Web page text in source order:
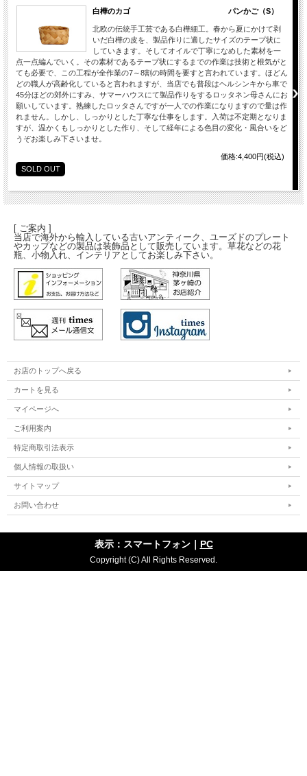
白樺のカゴ パンかご（S）
北欧の伝統手工芸である白樺細工。春から夏にかけて剥
いだ白樺の皮を、製品作りに適したサイズのテープ状に
していきます。そしてオイルで丁寧になめした素材を一
点一点編んでいく。その素材であるテープ状にするまでの作業は技術と根気がと
ても必要で、この工程が全作業の7～8割の時間を要すと言われています。ほどん
どの職人が高齢化していると言われますが、当店でも普段はヘルシンキから車で
45分ほどの郊外にすみ、サマーハウスにて製品作りをするロッタネン母さんにお
願いしています。熟練したロッタさんですが一人での作業になりますので量は作
れません。しかし、しっかりとした丁寧な仕事をします。入荷は不定期となりま
すが、温かくもしっかりとした作り、そして経年による色目の変化・風合いをど
うぞお楽しみ下さいませ。
価格:4,400円(税込)
SOLD OUT
[ ご案内 ]
当店で海外から輸入している古いアンティーク、ユーズドのプレート
やカップなどの製品は装飾品として販売しています。草花などの花
瓶、小物入れ、インテリアとしてお楽しみ下さい。
お店のトップへ戻る
カートを見る
マイページへ
ご利用案内
特定商取引法表示
個人情報の取扱い
サイトマップ
お問い合わせ
表示：スマートフォン｜ PC
Copyright (C) All Rights Reserved.